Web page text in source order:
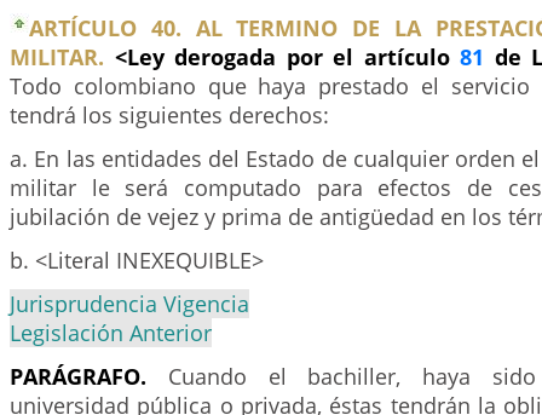
ARTÍCULO 40. AL TERMINO DE LA
MILITAR. <Ley derogada por el artículo81 de
Todo colombiano que haya prestado el
tendrá los siguientes derechos:
a. En las entidades del Estado de cualquier orden
militar le será computado para efectos de
jubilación de vejez y prima de antigüedad en los
b. <Literal INEXEQUIBLE>
Jurisprudencia Vigencia
Legislación Anterior
PARÁGRAFO. Cuando el bachiller, haya
universidad pública o privada, éstas tendrán la